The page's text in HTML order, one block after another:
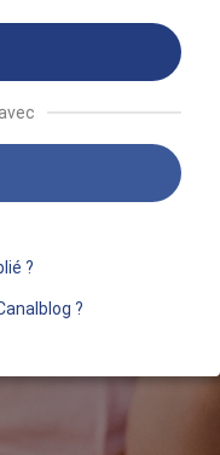
?
?